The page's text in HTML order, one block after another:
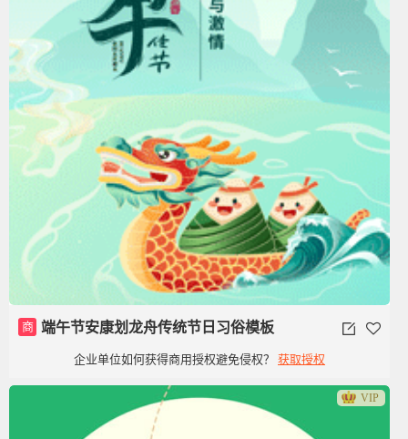
商 端午节安康划龙舟传统节日习俗模板
企业单位如何获得商用授权避免侵权？ 获取授权
VIP